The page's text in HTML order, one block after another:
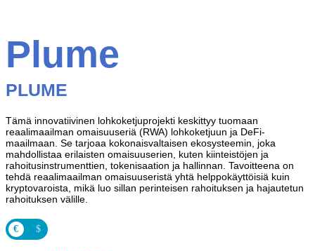
Plume
PLUME
Tämä innovatiivinen lohkoketjuprojekti keskittyy tuomaan
reaalimaailman omaisuuseriä (RWA) lohkoketjuun ja DeFi-
maailmaan. Se tarjoaa kokonaisvaltaisen ekosysteemin, joka
mahdollistaa erilaisten omaisuuserien, kuten kiinteistöjen ja
rahoitusinstrumenttien, tokenisaation ja hallinnan. Tavoitteena on
tehdä reaalimaailman omaisuuseristä yhtä helppokäyttöisiä kuin
kryptovaroista, mikä luo sillan perinteisen rahoituksen ja hajautetun
rahoituksen välille.
€ $